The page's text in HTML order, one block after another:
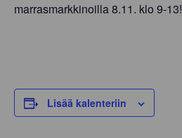
marrasmarkkinoilla 8.11. klo 9-13!
Lisää kalenteriin